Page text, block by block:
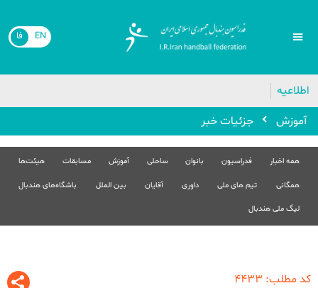
EN فا
اطلاعیه
🔴
آموزش
جزئیات خبر
همه اخبار فدراسیون بانوان ساحلی آموزش مسابقات هیئت‌ها
همگانی تیم های ملی داوری آقایان بین الملل باشگاه‌های هندبال
لیگ ملی هندبال
کد مطلب: 4433